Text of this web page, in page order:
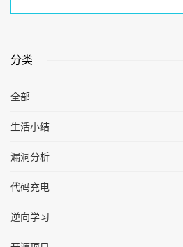
分类
全部
生活小结
漏洞分析
代码充电
逆向学习